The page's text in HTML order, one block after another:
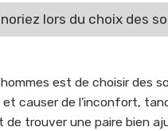
lors du choix des
hommes est de choisir
causer de l'inconfort,
de trouver une paire bien